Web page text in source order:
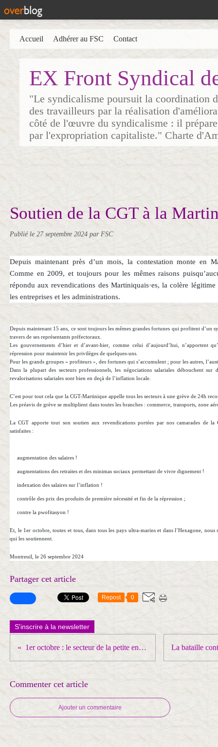
EX Front Syndical
"Le syndicalisme poursuit la coordination
des travailleurs par la réalisation
côté de l'œuvre du syndicalisme : il
par l'expropriation capitaliste." Charte
Accueil Adhérer au FSC Contact
Soutien de la CGT à la
Publié le 27 septembre 2024 par FSC
Depuis maintenant près d’un mois, la contestation monte en
Comme en 2009, et toujours pour les mêmes raisons
répondu aux revendications des Martiniquais·es, la colère
les entreprises et les administrations.
Depuis maintenant 15 ans, ce sont toujours les mêmes grandes fortunes qui profitent d’un
travers de ses représentants préfectoraux.
Les gouvernements d’hier et d’avant-hier, comme celui d’aujourd’hui, n’apportent
répression pour maintenir les privilèges de quelques-uns.
Pour les grands groupes « profiteurs », des fortunes qui s’accumulent ; pour les autres,
Dans la plupart des secteurs professionnels, les négociations salariales débouchent sur
revalorisations salariales sont bien en deçà de l’inflation locale.
C’est pour tout cela que la CGT-Martinique appelle tous les secteurs à une grève de 24h
Les préavis de grève se multiplient dans toutes les branches : commerce, transports, zone
La CGT apporte tout son soutien aux revendications portées par nos camarades de la
satisfaites :
augmentation des salaires !
augmentations des retraites et des minimas sociaux permettant de vivre dignement !
indexation des salaires sur l’inflation !
contrôle des prix des produits de première nécessité et fin de la répression ;
contre la pwofitasyon !
Et, le 1er octobre, toutes et tous, dans tous les pays ultra-marins et dans l’Hexagone, nous
qui les soutiennent.
Montreuil, le 26 septembre 2024
Partager cet article
Repost 0
S'inscrire à la newsletter
1er octobre : le secteur de la petite enfance en grève !
Commenter cet article
Ajouter un commentaire